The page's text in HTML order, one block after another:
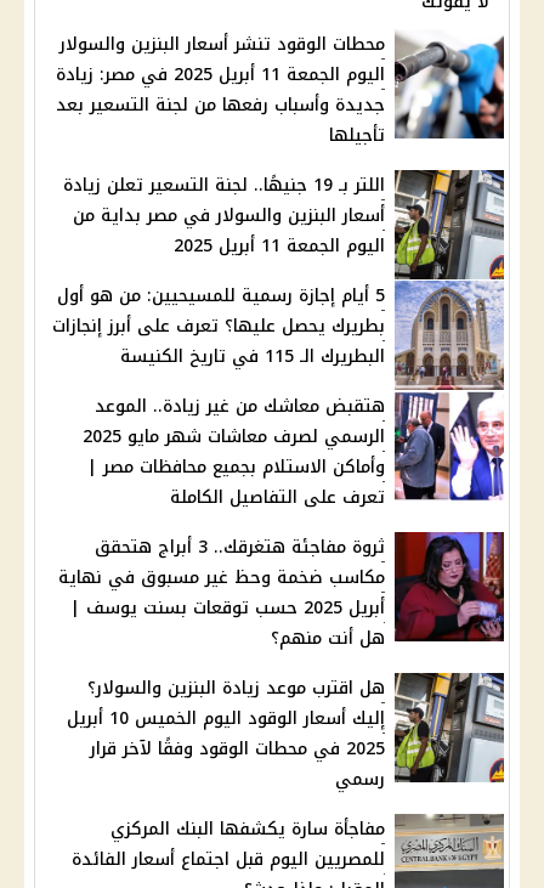
محطات الوقود تنشر أسعار البنزين والسولار
اليوم الجمعة 11 أبريل 2025 في مصر: زيادة
جديدة وأسباب رفعها من لجنة التسعير بعد
تأجيلها
اللتر بـ 19 جنيهًا.. لجنة التسعير تعلن زيادة
أسعار البنزين والسولار في مصر بداية من
اليوم الجمعة 11 أبريل 2025
5 أيام إجازة رسمية للمسيحيين: من هو أول
بطريرك يحصل عليها؟ تعرف على أبرز إنجازات
البطريرك الـ 115 في تاريخ الكنيسة
هتقبض معاشك من غير زيادة.. الموعد
الرسمي لصرف معاشات شهر مايو 2025
وأماكن الاستلام بجميع محافظات مصر |
تعرف على التفاصيل الكاملة
ثروة مفاجئة هتغرقك.. 3 أبراج هتحقق
مكاسب ضخمة وحظ غير مسبوق في نهاية
أبريل 2025 حسب توقعات بسنت يوسف |
هل أنت منهم؟
هل اقترب موعد زيادة البنزين والسولار؟
إليك أسعار الوقود اليوم الخميس 10 أبريل
2025 في محطات الوقود وفقًا لآخر قرار
رسمي
مفاجأة سارة يكشفها البنك المركزي
للمصريين اليوم قبل اجتماع أسعار الفائدة